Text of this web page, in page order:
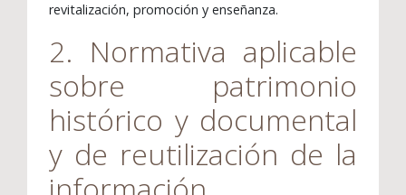
revitalización, promoción y enseñanza.
2. Normativa aplicable
sobre patrimonio
histórico y documental
y de reutilización de la